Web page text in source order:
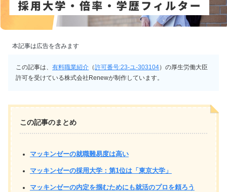
本記事は広告を含みます
この記事は、有料職業紹介 （許可番号:23-ユ-303104）の厚生労働大臣
許可を受けている株式会社Renewが制作しています。
この記事のまとめ
マッキンゼーの就職難易度は高い
マッキンゼーの採用大学：第1位は「東京大学」
マッキンゼーの内定を掴むためにも就活のプロを頼ろう